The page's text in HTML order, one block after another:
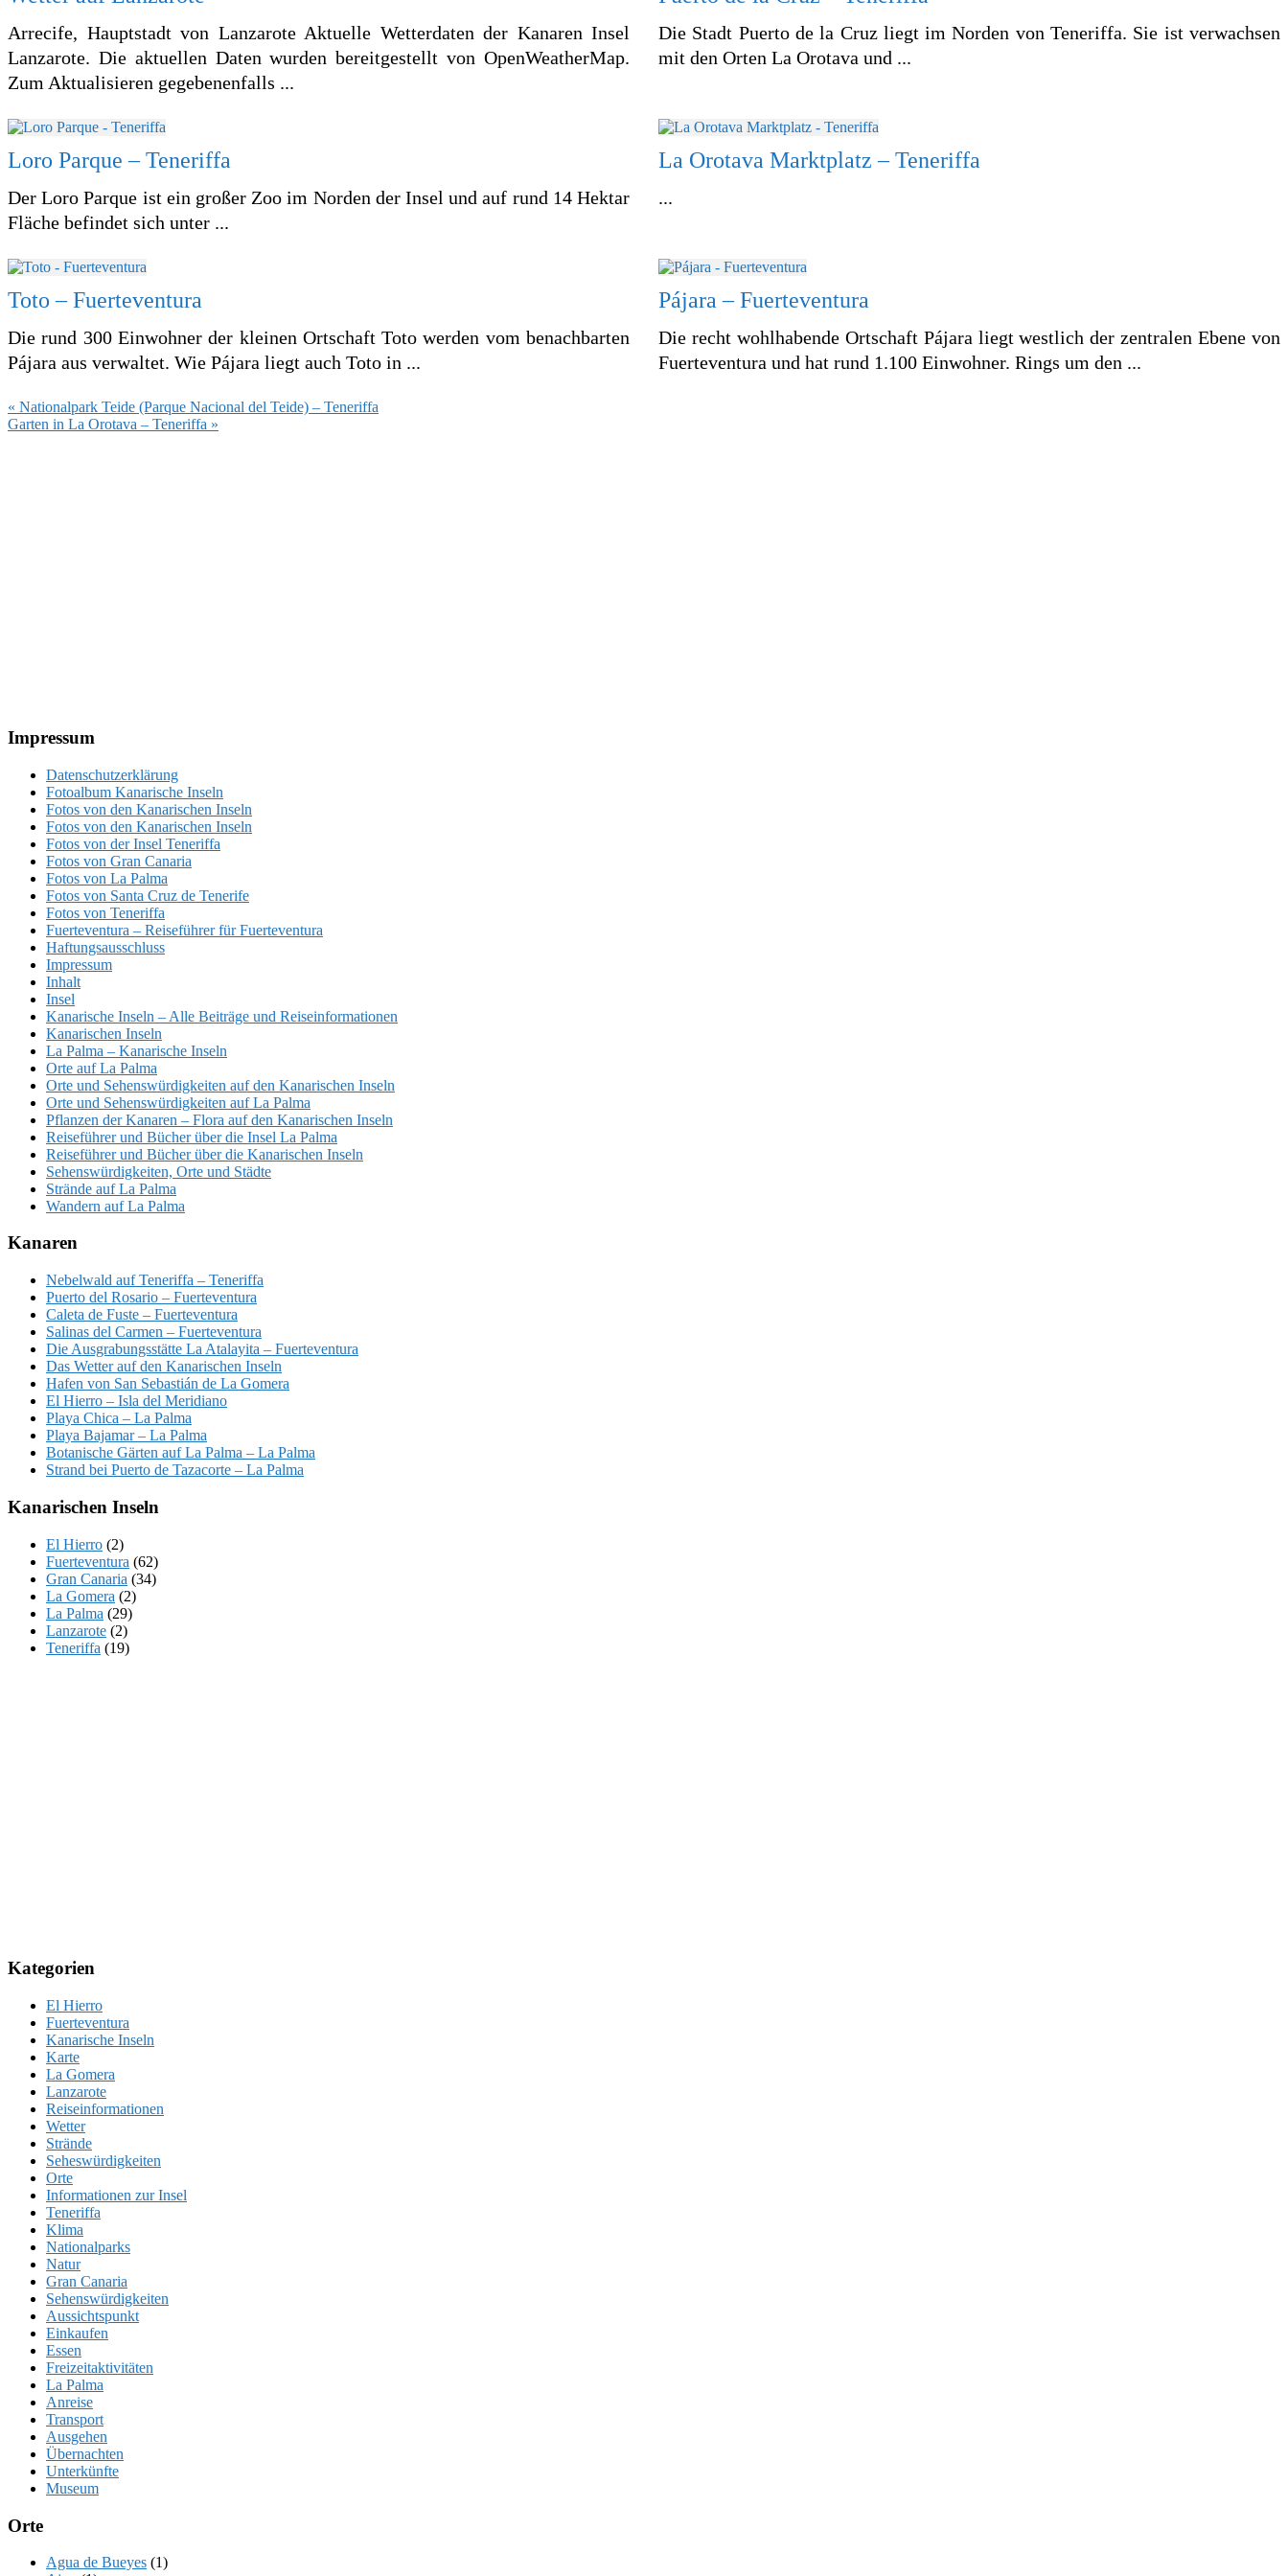
Arrecife, Hauptstadt von Lanzarote Aktuelle Wetterdaten der Kanaren Insel
Lanzarote. Die aktuellen Daten wurden bereitgestellt von OpenWeatherMap.
Zum Aktualisieren gegebenenfalls ...
Die Stadt Puerto de la Cruz liegt im Norden von Teneriffa. Sie ist verwachsen
mit den Orten La Orotava und ...
Loro Parque – Teneriffa
Der Loro Parque ist ein großer Zoo im Norden der Insel und auf rund 14 Hektar
Fläche befindet sich unter ...
La Orotava Marktplatz – Teneriffa
...
Toto – Fuerteventura
Die rund 300 Einwohner der kleinen Ortschaft Toto werden vom benachbarten
Pájara aus verwaltet. Wie Pájara liegt auch Toto in ...
Pájara – Fuerteventura
Die recht wohlhabende Ortschaft Pájara liegt westlich der zentralen Ebene von
Fuerteventura und hat rund 1.100 Einwohner. Rings um den ...
Vorheriger
Beitrag:
« Nationalpark Teide (Parque Nacional del Teide) – Teneriffa
Nächster
Garten in La Orotava – Teneriffa »
Footer
Impressum
Datenschutzerklärung
Fotoalbum Kanarische Inseln
Fotos von den Kanarischen Inseln
Fotos von den Kanarischen Inseln
Fotos von der Insel Teneriffa
Fotos von Gran Canaria
Fotos von La Palma
Fotos von Santa Cruz de Tenerife
Fotos von Teneriffa
Fuerteventura – Reiseführer für Fuerteventura
Haftungsausschluss
Impressum
Inhalt
Insel
Kanarische Inseln – Alle Beiträge und Reiseinformationen
Kanarischen Inseln
La Palma – Kanarische Inseln
Orte auf La Palma
Orte und Sehenswürdigkeiten auf den Kanarischen Inseln
Orte und Sehenswürdigkeiten auf La Palma
Pflanzen der Kanaren – Flora auf den Kanarischen Inseln
Reiseführer und Bücher über die Insel La Palma
Reiseführer und Bücher über die Kanarischen Inseln
Sehenswürdigkeiten, Orte und Städte
Strände auf La Palma
Wandern auf La Palma
Kanaren
Nebelwald auf Teneriffa – Teneriffa
Puerto del Rosario – Fuerteventura
Caleta de Fuste – Fuerteventura
Salinas del Carmen – Fuerteventura
Die Ausgrabungsstätte La Atalayita – Fuerteventura
Das Wetter auf den Kanarischen Inseln
Hafen von San Sebastián de La Gomera
El Hierro – Isla del Meridiano
Playa Chica – La Palma
Playa Bajamar – La Palma
Botanische Gärten auf La Palma – La Palma
Strand bei Puerto de Tazacorte – La Palma
Kanarischen Inseln
El Hierro (2)
Fuerteventura (62)
Gran Canaria (34)
La Gomera (2)
La Palma (29)
Lanzarote (2)
Teneriffa (19)
Kategorien
El Hierro
Fuerteventura
Kanarische Inseln
Karte
La Gomera
Lanzarote
Reiseinformationen
Wetter
Strände
Seheswürdigkeiten
Orte
Informationen zur Insel
Teneriffa
Klima
Nationalparks
Natur
Gran Canaria
Sehenswürdigkeiten
Aussichtspunkt
Einkaufen
Essen
Freizeitaktivitäten
La Palma
Anreise
Transport
Ausgehen
Übernachten
Unterkünfte
Museum
Orte
Agua de Bueyes (1)